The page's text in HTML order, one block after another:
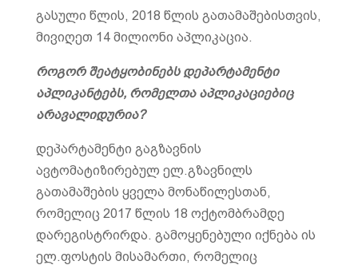
გასული წლის, 2018 წლის გათამაშებისთვის,
მივიღეთ 14 მილიონი აპლიკაცია.
როგორ შეატყობინებს დეპარტამენტი
აპლიკანტებს, რომელთა აპლიკაციებიც
არავალიდურია?
დეპარტამენტი გაგზავნის
ავტომატიზირებულ ელ.გზავნილს
გათამაშების ყველა მონაწილესთან,
რომელიც 2017 წლის 18 ოქტომბრამდე
დარეგისტრირდა. გამოყენებული იქნება ის
ელ.ფოსტის მისამართი, რომელიც